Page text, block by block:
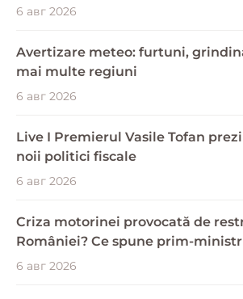
6 авг 2026
Avertizare meteo: furtuni,
mai multe regiuni
6 авг 2026
Live I Premierul Vasile Tofan
noii politici fiscale
6 авг 2026
Criza motorinei provocată de
României? Ce spune prim-
6 авг 2026